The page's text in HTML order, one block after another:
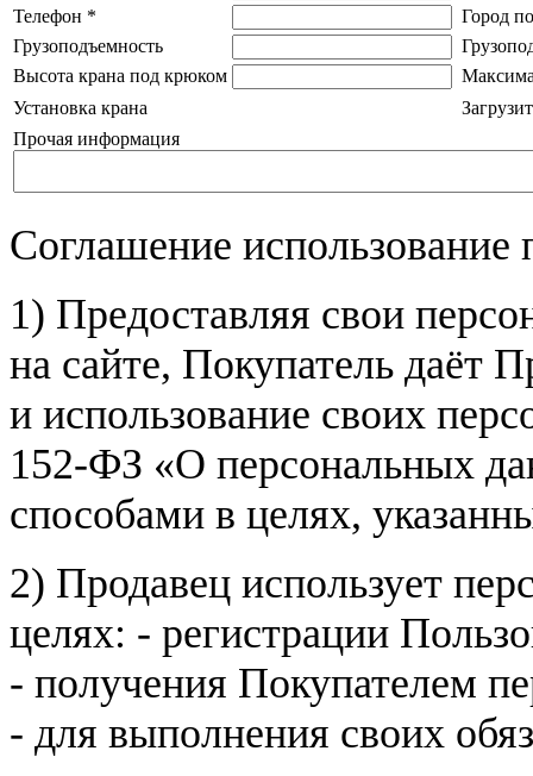
Телефон *
Город
Грузоподъемность
Высота крана под крюком
Установка крана
Прочая информация
Соглашение
1) Предоставляя свои
на сайте, Покупатель даёт
и использование своих
152-ФЗ «О персональных
способами в целях,
2) Продавец использует
целях: - регистрации
- получения Покупателем
- для выполнения своих